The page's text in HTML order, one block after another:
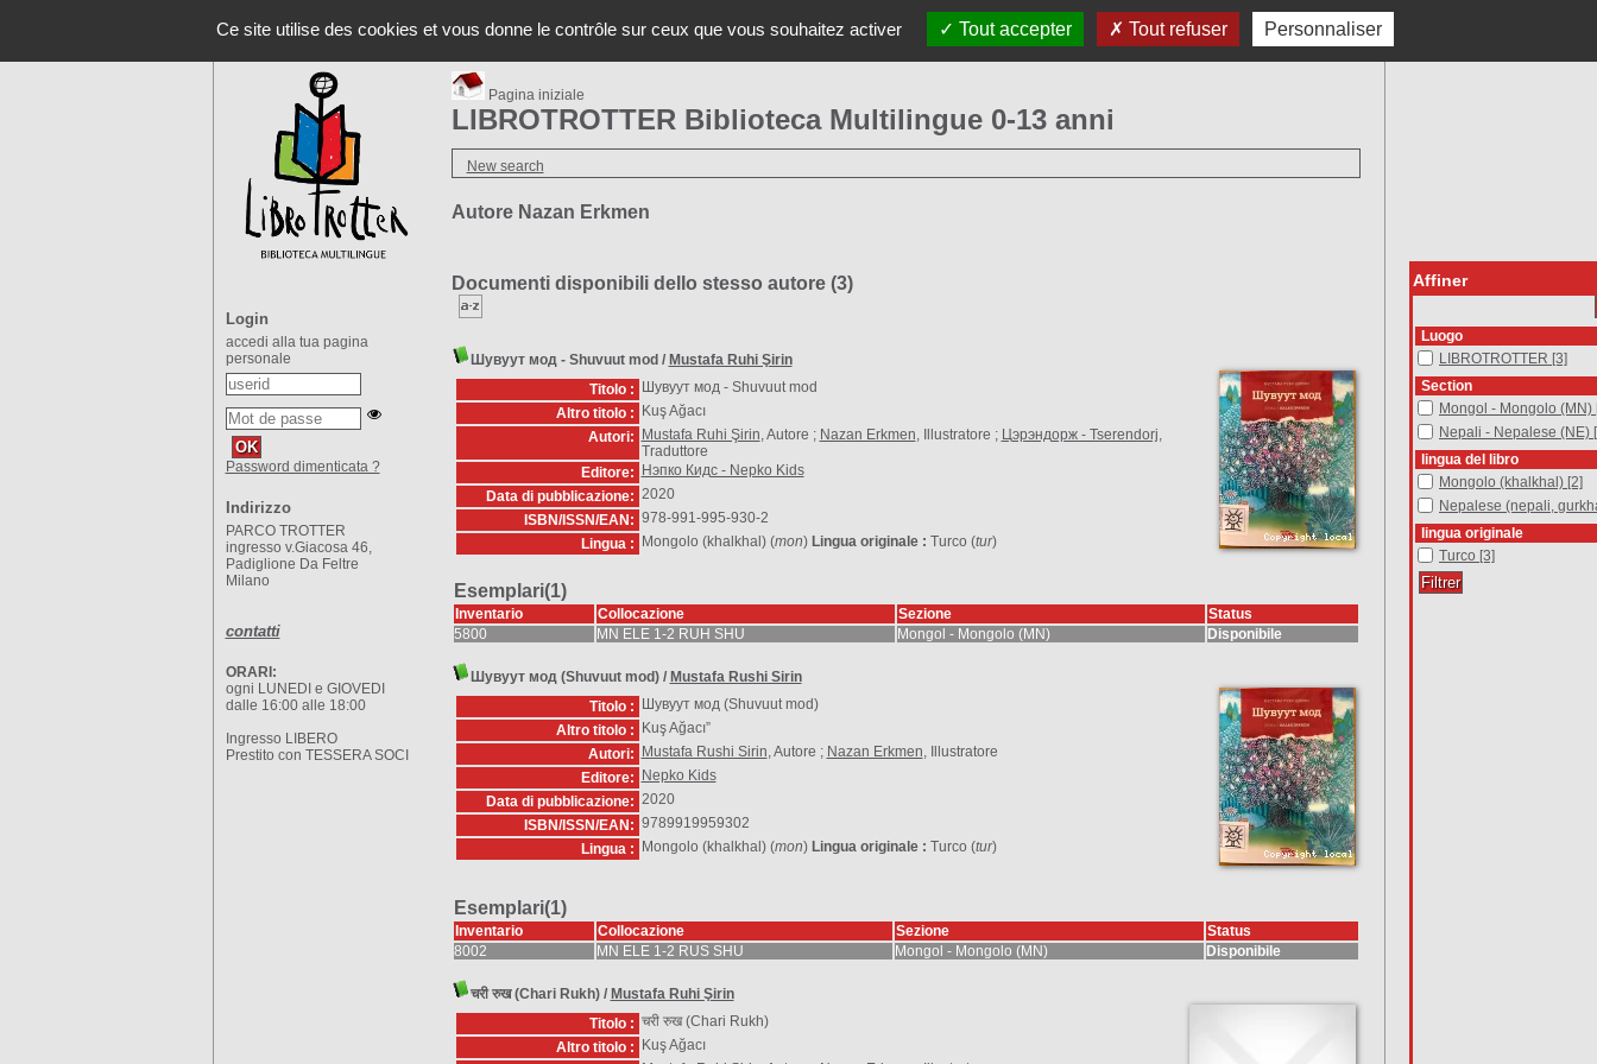
Pagina iniziale
LIBROTROTTER Biblioteca Multilingue 0-13 anni
New search
Autore Nazan Erkmen
Documenti disponibili dello stesso autore (3)
Шувуут мод - Shuvuut mod / Mustafa Ruhi Şirin
Titolo :
Шувуут мод - Shuvuut mod
Altro titolo :
Kuş Ağacı
Autori:
Mustafa Ruhi Şirin, Autore ; Nazan Erkmen, Illustratore ; Цэрэндорж - Tserendorj,
Traduttore
Editore:
Нэпко Кидс - Nepko Kids
Data di pubblicazione: 2020
ISBN/ISSN/EAN: 978-991-995-930-2
Lingua :
Mongolo (khalkhal) (mon) Lingua originale : Turco (tur)
Esemplari(1)
Inventario Collocazione Sezione
Status
5800
MN ELE 1-2 RUH SHU Mongol - Mongolo (MN) Disponibile
Шувуут мод (Shuvuut mod)/ Mustafa Rushi Sirin
Titolo :
Шувуут мод (Shuvuut mod)
Altro titolo :
Kuş Ağacı”
Autori:
Mustafa Rushi Sirin, Autore ; Nazan Erkmen, Illustratore
Editore:
Nepko Kids
Data di pubblicazione: 2020
ISBN/ISSN/EAN: 9789919959302
Lingua :
Mongolo (khalkhal) (mon) Lingua originale : Turco (tur)
Esemplari(1)
Inventario Collocazione Sezione
Status
8002
MN ELE 1-2 RUS SHU Mongol - Mongolo (MN) Disponibile
चरी रुख (Chari Rukh)/ Mustafa Ruhi Şirin
Titolo : चरी रुख (Chari Rukh)
Altro titolo :
Kuş Ağacı
Il progetto LibroTrotter LINGUE, FAMIGLIE e ALFABETI Librotrotter su FB SOSTIENICI
A- A A+
Login
accedi alla tua pagina
personale
Password dimenticata ?
Indirizzo
PARCO TROTTER
ingresso v.Giacosa 46,
Padiglione Da Feltre
Milano
contatti
ORARI:
ogni LUNEDI e GIOVEDI
dalle 16:00 alle 18:00
Ingresso LIBERO
Prestito con TESSERA SOCI
Affiner
Luogo
LIBROTROTTER
LIBROTROTTER [3]
Section
Mongol - Mongolo (MN)
Mongol - Mongolo (MN)
Nepali - Nepalese (NE)
Nepali - Nepalese (NE)
lingua del libro
Mongolo (khalkhal)
Mongolo (khalkhal) [2]
Nepalese (nepali, gurkhali)
Nepalese (nepali,
lingua originale
TurcoTurco [3]
Ce site utilise des cookies et vous donne le contrôle sur ceux que vous souhaitez activer Tout accepter Tout refuser Personnaliser